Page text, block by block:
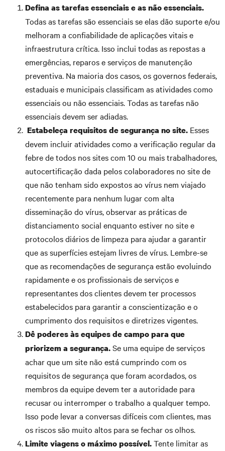
Defina as tarefas essenciais e as não essenciais.
Todas as tarefas são essenciais se elas dão suporte e/ou
melhoram a confiabilidade de aplicações vitais e
infraestrutura crítica. Isso inclui todas as repostas a
emergências, reparos e serviços de manutenção
preventiva. Na maioria dos casos, os governos federais,
estaduais e municipais classificam as atividades como
essenciais ou não essenciais. Todas as tarefas não
essenciais devem ser adiadas.
Estabeleça requisitos de segurança no site. Esses
devem incluir atividades como a verificação regular da
febre de todos nos sites com 10 ou mais trabalhadores,
autocertificação dada pelos colaboradores no site de
que não tenham sido expostos ao vírus nem viajado
recentemente para nenhum lugar com alta
disseminação do vírus, observar as práticas de
distanciamento social enquanto estiver no site e
protocolos diários de limpeza para ajudar a garantir
que as superfícies estejam livres de vírus. Lembre-se
que as recomendações de segurança estão evoluindo
rapidamente e os profissionais de serviços e
representantes dos clientes devem ter processos
estabelecidos para garantir a conscientização e o
cumprimento dos requisitos e diretrizes vigentes.
Dê poderes às equipes de campo para que
priorizem a segurança.Se uma equipe de serviços
achar que um site não está cumprindo com os
requisitos de segurança que foram acordados, os
membros da equipe devem ter a autoridade para
recusar ou interromper o trabalho a qualquer tempo.
Isso pode levar a conversas difíceis com clientes, mas
os riscos são muito altos para se fechar os olhos.
Limite viagens o máximo possível.Tente limitar as